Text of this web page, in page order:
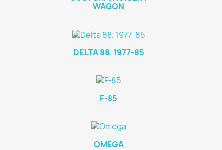
WAGON
DELTA 88. 1977-85
F-85
OMEGA